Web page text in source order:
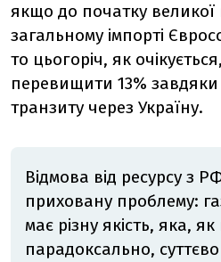
якщо до початку великої
загальному імпорті
то цьогоріч, як очікується,
перевищити 13%
транзиту через Україну.
Відмова від ресурсу з
приховану проблему:
має різну якість, яка,
парадоксально, суттєво